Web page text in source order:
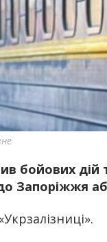
бойових дій
Запоріжжя